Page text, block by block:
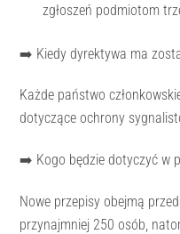
zgłoszeń podmiotom
➡️ Kiedy dyrektywa ma
Każde państwo
dotyczące ochrony
➡️ Kogo będzie dotyczyć w
Nowe przepisy obejmą
przynajmniej 250 osób,